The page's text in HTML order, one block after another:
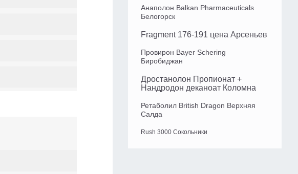
Анаполон Balkan Pharmaceuticals
Белогорск
Fragment 176-191 цена Арсеньев
Провирон Bayer Schering
Биробиджан
Дростанолон Пропионат +
Нандродон деканоат Коломна
Ретаболил British Dragon Верхняя
Салда
Rush 3000 Сокольники